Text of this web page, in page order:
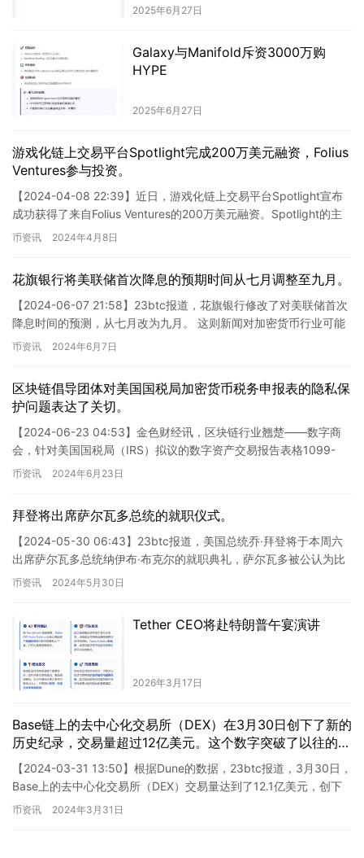
2025年6月27日
Galaxy与Manifold斥资3000万购
HYPE
2025年6月27日
游戏化链上交易平台Spotlight完成200万美元融资，Folius
Ventures参与投资。
【2024-04-08 22:39】近日，游戏化链上交易平台Spotlight宣布
成功获得了来自Folius Ventures的200万美元融资。Spotlight的主
要任务是寻找…
币资讯 2024年4月8日
花旗银行将美联储首次降息的预期时间从七月调整至九月。
【2024-06-07 21:58】23btc报道，花旗银行修改了对美联储首次
降息时间的预测，从七月改为九月。 这则新闻对加密货币行业可能
产生一定的影响。首先，花旗银行对美联储降息…
币资讯 2024年6月7日
区块链倡导团体对美国国税局加密货币税务申报表的隐私保
护问题表达了关切。
【2024-06-23 04:53】金色财经讯，区块链行业翘楚——数字商
会，针对美国国税局（IRS）拟议的数字资产交易报告表格1099-
DA，提出了详尽的反馈。商会主张，该表格应精…
币资讯 2024年6月23日
拜登将出席萨尔瓦多总统的就职仪式。
【2024-05-30 06:43】23btc报道，美国总统乔·拜登将于本周六
出席萨尔瓦多总统纳伊布·布克尔的就职典礼，萨尔瓦多被公认为比
特币之国。 这一消息对加密货币行业有着重大…
币资讯 2024年5月30日
Tether CEO将赴特朗普午宴演讲
2026年3月17日
Base链上的去中心化交易所（DEX）在3月30日创下了新的
历史纪录，交易量超过12亿美元。这个数字突破了以往的记
录，显示了用户对Base链上DEX的强烈需求。这一成就标
志着Base链在去中心化金融领域的巨大潜力和市场影响
力。通过提供安全、高效和可信赖的交易环境，Base链上
的DEX已经成为用户进行数字资产交易的首选平台。 此次
【2024-03-31 13:50】根据Dune的数据，23btc报道，3月30日，
Base上的去中心化交易所（DEX）交易量达到了12.1亿美元，创下
历史新高，较前一天的9.95…
币资讯 2024年3月31日